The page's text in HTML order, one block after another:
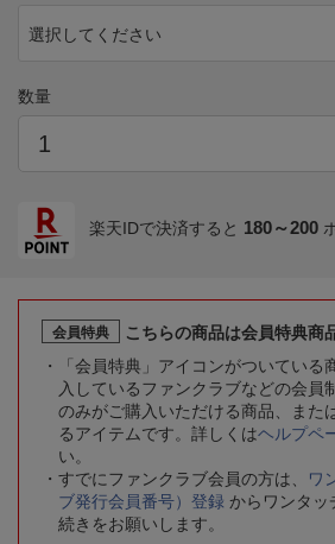
選択してください
数量
楽天IDで決済すると 180～200
会員特典
こちらの商品は会員特典商
「会員特典」アイコンがついている
入しているファンクラブなどの会員
のみがご購入いただける商品、また
るアイテムです。詳しくはヘルプペ
い。
すでにファンクラブ会員の方は、
ワ
ブ発行会員番号）登録 からワンタッ
続きをお願いします。